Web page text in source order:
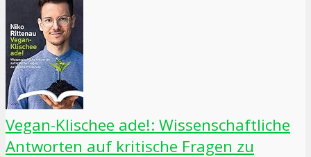
Vegan-Klischee ade!: Wissenschaftliche
Antworten auf kritische Fragen zu